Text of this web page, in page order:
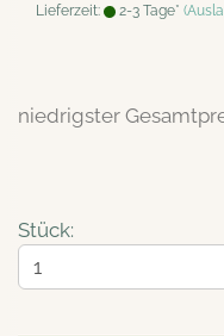
Lieferzeit: 2-3 Tage*
niedrigster
Stück: